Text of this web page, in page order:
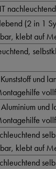
(2 in 1
klebt auf
und
und
klebt auf